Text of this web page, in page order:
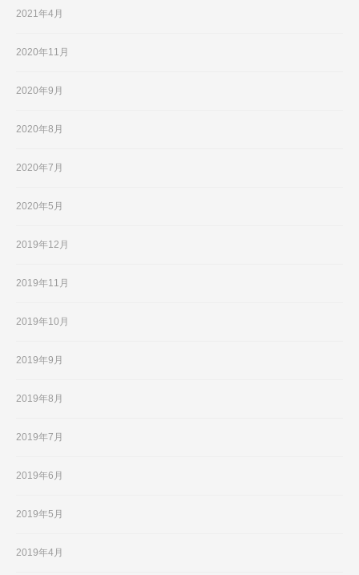
2021年4月
2020年11月
2020年9月
2020年8月
2020年7月
2020年5月
2019年12月
2019年11月
2019年10月
2019年9月
2019年8月
2019年7月
2019年6月
2019年5月
2019年4月